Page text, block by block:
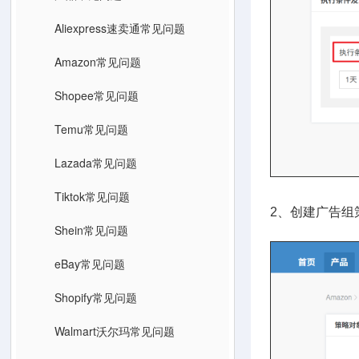
Aliexpress速卖通常见问题
Amazon常见问题
Shopee常见问题
Temu常见问题
Lazada常见问题
Tiktok常见问题
Shein常见问题
eBay常见问题
Shopify常见问题
Walmart沃尔玛常见问题
2、创建广告组